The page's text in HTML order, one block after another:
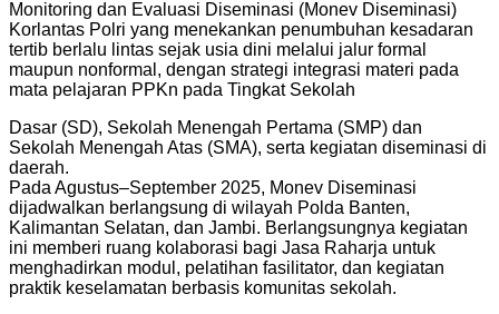
Monitoring dan Evaluasi Diseminasi (Monev Diseminasi)
Korlantas Polri yang menekankan penumbuhan kesadaran
tertib berlalu lintas sejak usia dini melalui jalur formal
maupun nonformal, dengan strategi integrasi materi pada
mata pelajaran PPKn pada Tingkat Sekolah
Dasar (SD), Sekolah Menengah Pertama (SMP) dan
Sekolah Menengah Atas (SMA), serta kegiatan diseminasi di
daerah.
Pada Agustus–September 2025, Monev Diseminasi
dijadwalkan berlangsung di wilayah Polda Banten,
Kalimantan Selatan, dan Jambi. Berlangsungnya kegiatan
ini memberi ruang kolaborasi bagi Jasa Raharja untuk
menghadirkan modul, pelatihan fasilitator, dan kegiatan
praktik keselamatan berbasis komunitas sekolah.